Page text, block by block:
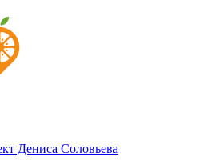
Дениса Соловьева